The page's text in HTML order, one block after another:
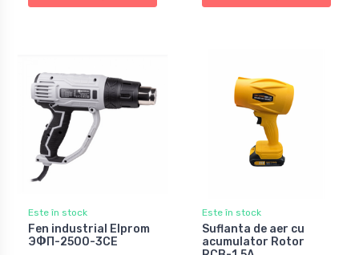
Este în stock
Fen industrial Elprom
ЭФП-2500-3СЕ
Este în stock
Suflanta de aer cu
acumulator Rotor